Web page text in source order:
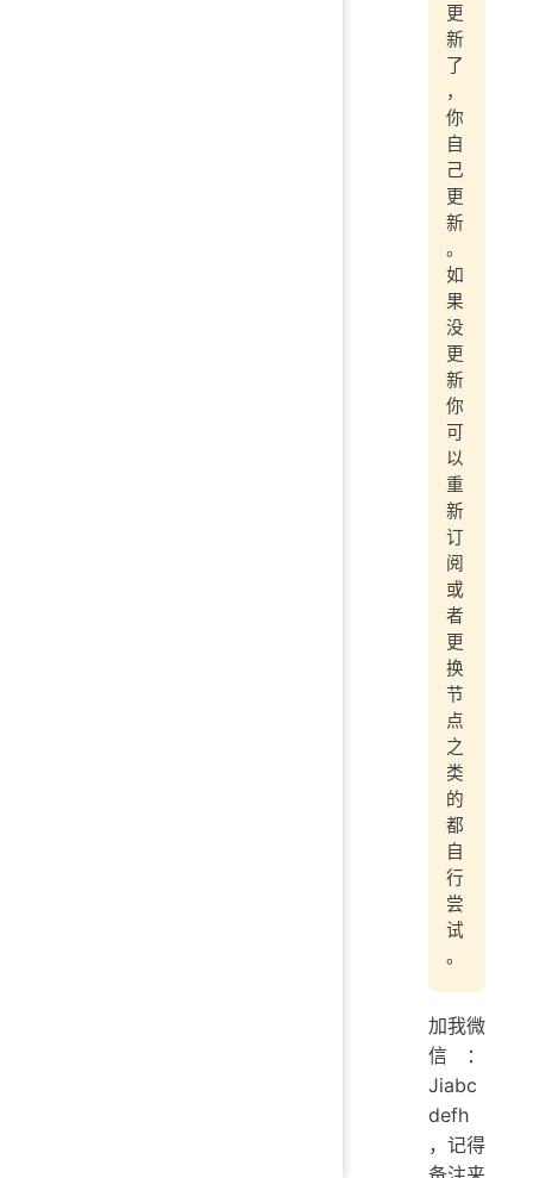
更
新
了
，
你
自
己
更
新
。
如
果
没
更
新
你
可
以
重
新
订
阅
或
者
更
换
节
点
之
类
的
都
自
行
尝
试
。
加我微
信：
Jiabc
defh
，记得